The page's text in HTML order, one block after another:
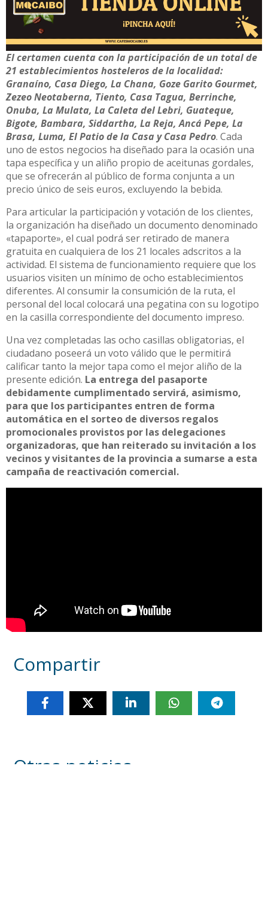
El certamen cuenta con la participación de un total de
21 establecimientos hosteleros de la localidad:
Granaíno, Casa Diego, La Chana, Goze Garito Gourmet,
Zezeo Neotaberna, Tiento, Casa Tagua, Berrinche,
Onuba, La Mulata, La Caleta del Lebri, Guateque,
Bigote, Bambara, Siddartha, La Reja, Ancá Pepe, La
Brasa, Luma, El Patio de la Casa y Casa Pedro. Cada
uno de estos negocios ha diseñado para la ocasión una
tapa específica y un aliño propio de aceitunas gordales,
que se ofrecerán al público de forma conjunta a un
precio único de seis euros, excluyendo la bebida.
Para articular la participación y votación de los clientes,
la organización ha diseñado un documento denominado
«tapaporte», el cual podrá ser retirado de manera
gratuita en cualquiera de los 21 locales adscritos a la
actividad. El sistema de funcionamiento requiere que los
usuarios visiten un mínimo de ocho establecimientos
diferentes. Al consumir la consumición de la ruta, el
personal del local colocará una pegatina con su logotipo
en la casilla correspondiente del documento impreso.
Una vez completadas las ocho casillas obligatorias, el
ciudadano poseerá un voto válido que le permitirá
calificar tanto la mejor tapa como el mejor aliño de la
presente edición. La entrega del pasaporte
debidamente cumplimentado servirá, asimismo,
para que los participantes entren de forma
automática en el sorteo de diversos regalos
promocionales provistos por las delegaciones
organizadoras, que han reiterado su invitación a los
vecinos y visitantes de la provincia a sumarse a esta
campaña de reactivación comercial.
Compartir
Otras noticias